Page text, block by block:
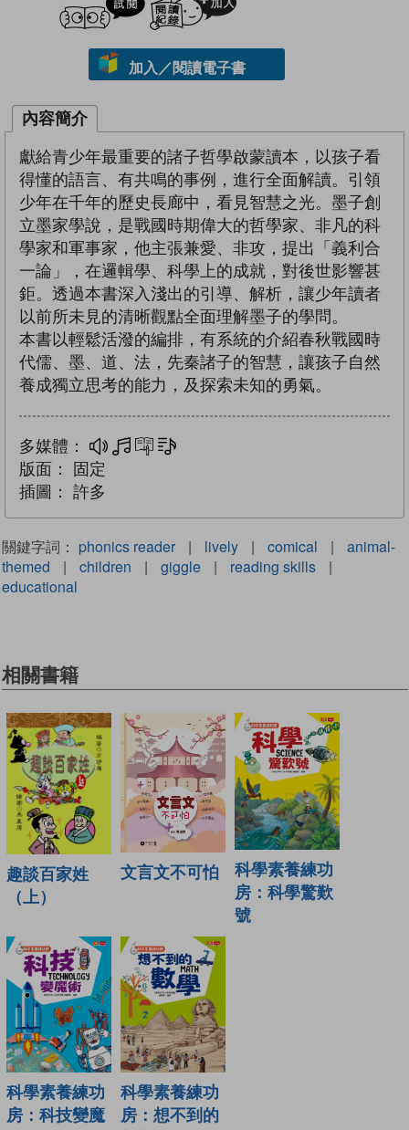
加入／閱讀電子書
內容簡介
獻給青少年最重要的諸子哲學啟蒙讀本，以孩子看
得懂的語言、有共鳴的事例，進行全面解讀。引領
少年在千年的歷史長廊中，看見智慧之光。墨子創
立墨家學說，是戰國時期偉大的哲學家、非凡的科
學家和軍事家，他主張兼愛、非攻，提出「義利合
一論」，在邏輯學、科學上的成就，對後世影響甚
鉅。透過本書深入淺出的引導、解析，讓少年讀者
以前所未見的清晰觀點全面理解墨子的學問。
本書以輕鬆活潑的編排，有系統的介紹春秋戰國時
代儒、墨、道、法，先秦諸子的智慧，讓孩子自然
養成獨立思考的能力，及探索未知的勇氣。
多媒體： 多媒體互動練習
版面：
固定
插圖：
許多
關鍵字詞： phonics reader | lively | comical |
animal-
themed
| children | giggle | reading skills
|
educational
相關書籍
趣談百家姓
（上）
文言文不可怕
科學素養練功
房：科學驚歎
號
科學素養練功
房：科技變魔
科學素養練功
房：想不到的